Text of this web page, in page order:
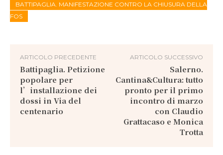
BATTIPAGLIA. MANIFESTAZIONE CONTRO LA CHIUSURA DELLA
FOS
ARTICOLO PRECEDENTE
Battipaglia. Petizione
popolare per
l’installazione dei
dossi in Via del
centenario
ARTICOLO SUCCESSIVO
Salerno.
Cantina&Cultura: tutto
pronto per il primo
incontro di marzo
con Claudio
Grattacaso e Monica
Trotta